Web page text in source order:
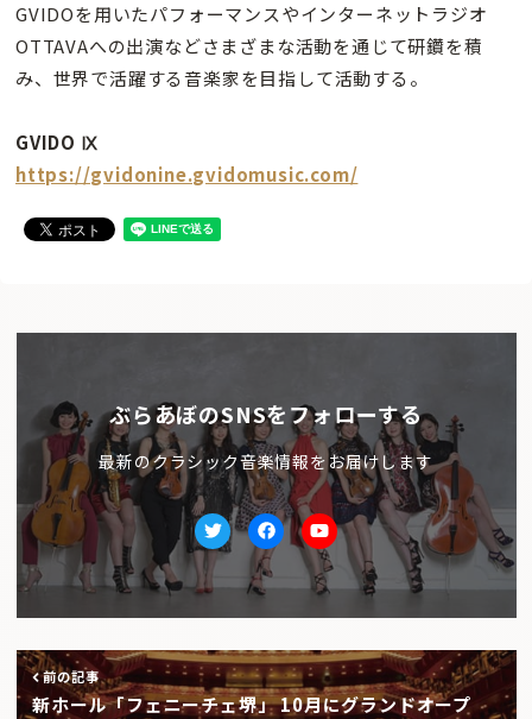
GVIDOを用いたパフォーマンスやインターネットラジオ
OTTAVAへの出演などさまざまな活動を通じて研鑽を積
み、世界で活躍する音楽家を目指して活動する。
GVIDO Ⅸ
https://gvidonine.gvidomusic.com/
ぶらあぼのSNSをフォローする
最新のクラシック音楽情報をお届けします
TwitterfacebookYoutube
前の記事
新ホール「フェニーチェ堺」 10月にグランドオープ